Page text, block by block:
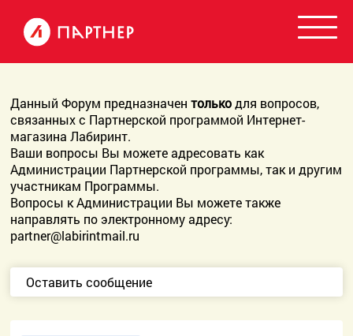
Данный Форум предназначентолькодля вопросов,
связанных с Партнерской программой Интернет-
магазина Лабиринт.
Ваши вопросы Вы можете адресовать как
Администрации Партнерской программы, так и другим
участникам Программы.
Вопросы к Администрации Вы можете также
направлять по электронному адресу:
partner@labirintmail.ru
Оставить сообщение